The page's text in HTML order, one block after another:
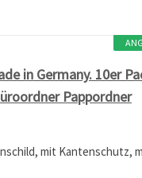
in Germany. 10er
Pappordner
mit Kantenschutz,